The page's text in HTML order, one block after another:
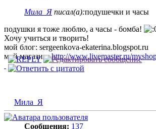
Мила_Я писал(а):подушечки и часы
подушки я тоже люблю, а часы - бомба!
Хочу учиться и творить!
мой блог: sergeenkova-ekaterina.blogspot.ru
мой магазин:http://www.livemaster.ru/
Мила_Я
Сообщения: 137